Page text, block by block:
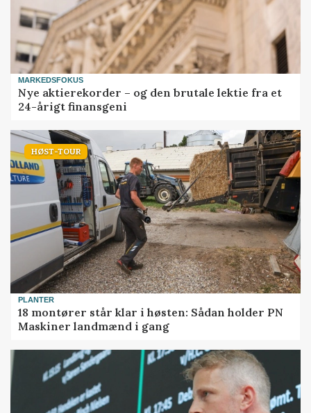
MARKEDSFOKUS
Nye aktierekorder – og den brutale lektie fra et
24-årigt finansgeni
HØST-TOUR
PLANTER
18 montører står klar i høsten: Sådan holder PN
Maskiner landmænd i gang